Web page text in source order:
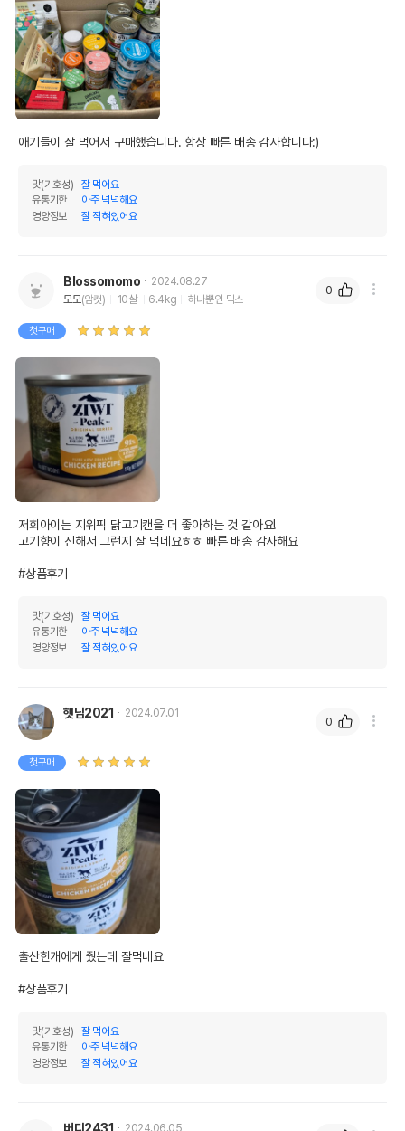
애기들이 잘 먹어서 구매했습니다. 항상 빠른 배송 감사합니다:)
맛(기호성)
잘 먹어요
유통기한
아주 넉넉해요
영양정보
잘 적혀있어요
Blossomomo
2024.08.27
모모(암컷) 10살 6.4kg 하나뿐인 믹스
첫구매
저희아이는 지위픽 닭고기캔을 더 좋아하는 것 같아요!
고기향이 진해서 그런지 잘 먹네요ㅎㅎ 빠른 배송 감사해요
#상품후기
맛(기호성)
잘 먹어요
유통기한
아주 넉넉해요
영양정보
잘 적혀있어요
0
햇님2021 2024.07.01
첫구매
출산한개에게 줬는데 잘먹네요
#상품후기
맛(기호성)
잘 먹어요
유통기한
아주 넉넉해요
영양정보
잘 적혀있어요
0
버디2431 2024.06.05